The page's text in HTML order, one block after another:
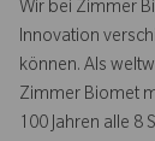
Wir bei Zimmer
Innovation
können. Als
Zimmer Biomet
100 Jahren alle